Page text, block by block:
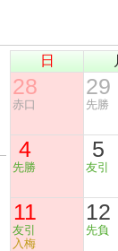
日
28
赤口
29
先勝
4
先勝
5
友引
11
友引
入梅
12
先負